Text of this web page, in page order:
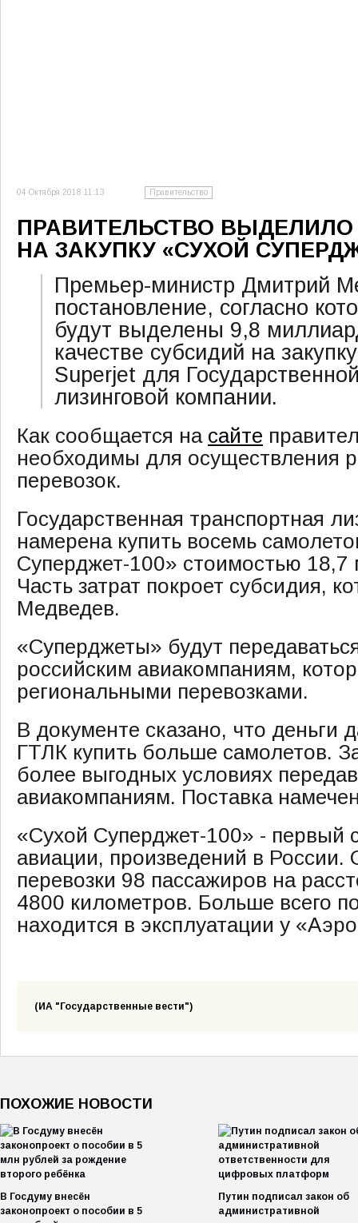
04 Октября 2018 11:13 Правительство
ПРАВИТЕЛЬСТВО ВЫДЕЛИЛО
НА ЗАКУПКУ «СУХОЙ
Премьер-министр Дмитрий
постановление, согласно
будут выделены 9,8
качестве субсидий на
Superjet для
лизинговой компании.
Как сообщается на сайте
необходимы для осуществления
перевозок.
Государственная транспортная
намерена купить восемь
Суперджет-100» стоимостью
Часть затрат покроет субсидия,
Медведев.
«Суперджеты» будут
российским авиакомпаниям,
региональными перевозками.
В документе сказано, что деньги
ГТЛК купить больше самолетов.
более выгодных условиях
авиакомпаниям. Поставка
«Сухой Суперджет-100» - первый
авиации, произведений в России.
перевозки 98 пассажиров на
4800 километров. Больше всего
находится в эксплуатации у
(ИА "Государственные вести")
ПОХОЖИЕ НОВОСТИ
В Госдуму внесён
законопроект о пособии в 5
Путин подписал закон об
административной